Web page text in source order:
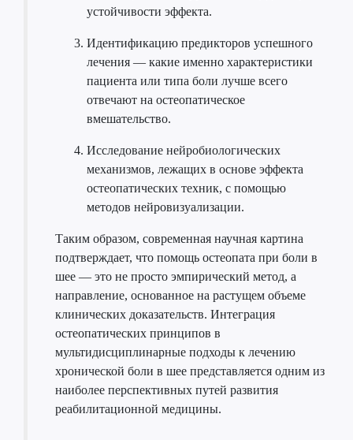
устойчивости эффекта.
Идентификацию предикторов успешного
лечения — какие именно характеристики
пациента или типа боли лучше всего
отвечают на остеопатическое
вмешательство.
Исследование нейробиологических
механизмов, лежащих в основе эффекта
остеопатических техник, с помощью
методов нейровизуализации.
Таким образом, современная научная картина
подтверждает, что помощь остеопата при боли в
шее — это не просто эмпирический метод, а
направление, основанное на растущем объеме
клинических доказательств. Интеграция
остеопатических принципов в
мультидисциплинарные подходы к лечению
хронической боли в шее представляется одним из
наиболее перспективных путей развития
реабилитационной медицины.